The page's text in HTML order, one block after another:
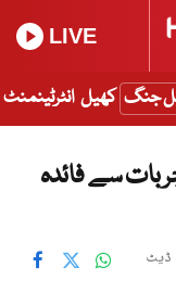
LIVE
جنگ کھیل انٹرٹینمنٹ
سے فائدہ
ڈیٹ